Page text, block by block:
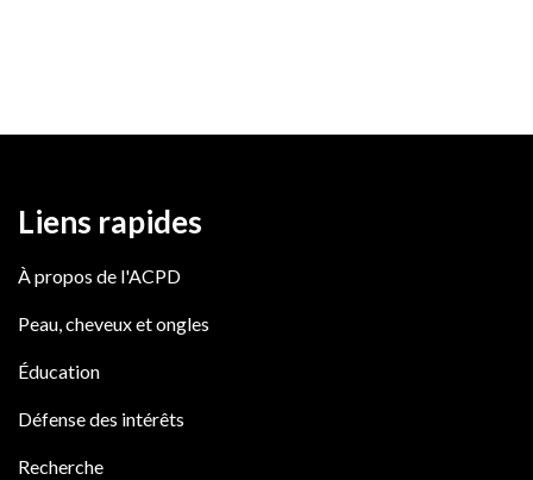
Liens rapides
À propos de l'ACPD
Peau, cheveux et ongles
Éducation
Défense des intérêts
Recherche